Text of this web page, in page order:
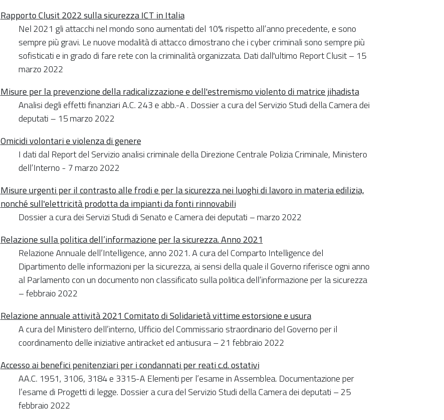
Rapporto Clusit 2022 sulla sicurezza ICT in Italia
Nel 2021 gli attacchi nel mondo sono aumentati del 10% rispetto all’anno precedente, e sono
sempre più gravi. Le nuove modalità di attacco dimostrano che i cyber criminali sono sempre più
sofisticati e in grado di fare rete con la criminalità organizzata. Dati dall'ultimo Report Clusit – 15
marzo 2022
Misure per la prevenzione della radicalizzazione e dell'estremismo violento di matrice jihadista
Analisi degli effetti finanziari A.C. 243 e abb.-A . Dossier a cura del Servizio Studi della Camera dei
deputati – 15 marzo 2022
Omicidi volontari e violenza di genere
I dati dal Report del Servizio analisi criminale della Direzione Centrale Polizia Criminale, Ministero
dell’Interno - 7 marzo 2022
Misure urgenti per il contrasto alle frodi e per la sicurezza nei luoghi di lavoro in materia edilizia,
nonché sull'elettricità prodotta da impianti da fonti rinnovabili
Dossier a cura dei Servizi Studi di Senato e Camera dei deputati – marzo 2022
Relazione sulla politica dell’informazione per la sicurezza. Anno 2021
Relazione Annuale dell’Intelligence, anno 2021. A cura del Comparto Intelligence del
Dipartimento delle informazioni per la sicurezza, ai sensi della quale il Governo riferisce ogni anno
al Parlamento con un documento non classificato sulla politica dell’informazione per la sicurezza
– febbraio 2022
Relazione annuale attività 2021 Comitato di Solidarietà vittime estorsione e usura
A cura del Ministero dell’interno, Ufficio del Commissario straordinario del Governo per il
coordinamento delle iniziative antiracket ed antiusura – 21 febbraio 2022
Accesso ai benefici penitenziari per i condannati per reati c.d. ostativi
AA.C. 1951, 3106, 3184 e 3315-A Elementi per l’esame in Assemblea. Documentazione per
l’esame di Progetti di legge. Dossier a cura del Servizio Studi della Camera dei deputati – 25
febbraio 2022